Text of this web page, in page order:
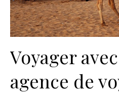
Voyager
agence de